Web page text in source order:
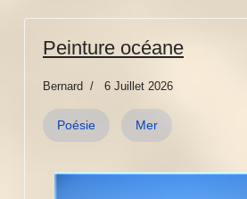
Peinture océane
Bernard 6 Juillet 2026
Poésie Mer